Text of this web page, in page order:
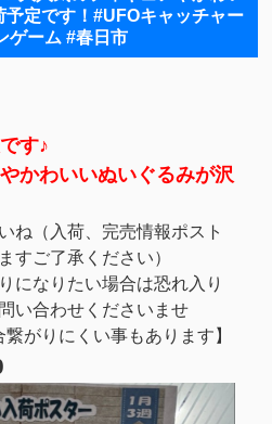
定です！#UFOキャッチャー
ゲーム #春日市
す♪
かわいいぬいぐるみが沢
ね（入荷、完売情報ポスト
すご了承ください）
になりたい場合は恐れ入り
い合わせくださいませ
繋がりにくい事もあります】